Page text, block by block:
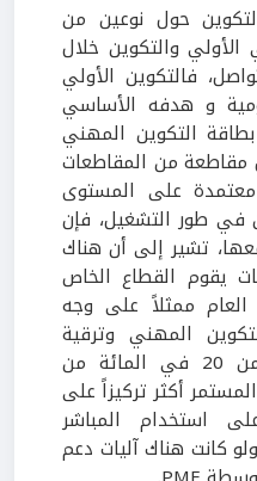
حول نوعين من
والتكوين خلال
فالتكوين الأولي
و هدفه الأساسي
التكوين المهني
مقاطعة من المقاطعات
على المستوى
في طور التشغيل، فإن
تشير إلى أن هناك
يقوم القطاع الخاص
ممثلاً على وجه
المهني وترقية
الشغل" لا يضمن إلا أقل من 20 في المائة من
أكثر تركيزاً على
استخدام المباشر
كانت هناك آليات دعم